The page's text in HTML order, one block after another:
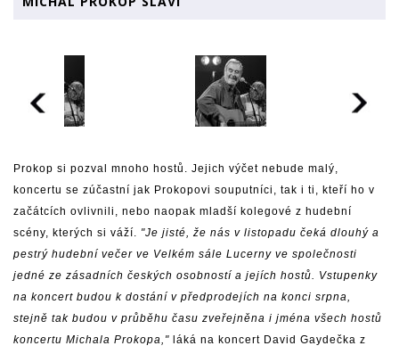
Prokop si pozval mnoho hostů. Jejich výčet nebude malý,
koncertu se zúčastní jak Prokopovi souputníci, tak i ti, kteří ho v
začátcích ovlivnili, nebo naopak mladší kolegové z hudební
scény, kterých si váží. "Je jisté, že nás v listopadu čeká dlouhý a
pestrý hudební večer ve Velkém sále Lucerny ve společnosti
jedné ze zásadních českých osobností a jejích hostů. Vstupenky
na koncert budou k dostání v předprodejích na konci srpna,
stejně tak budou v průběhu času zveřejněna i jména všech hostů
koncertu Michala Prokopa," láká na koncert David Gaydečka z